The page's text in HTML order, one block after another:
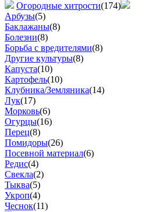
Огородные хитрости(174)
Арбузы(5)
Баклажаны(8)
Болезни(8)
Борьба с вредителями(8)
Другие культуры(8)
Капуста(10)
Картофель(10)
Клубника/Земляника(14)
Лук(17)
Морковь(6)
Огурцы(16)
Перец(8)
Помидоры(26)
Посевной материал(6)
Редис(4)
Свекла(2)
Тыква(5)
Укроп(4)
Чеснок(11)